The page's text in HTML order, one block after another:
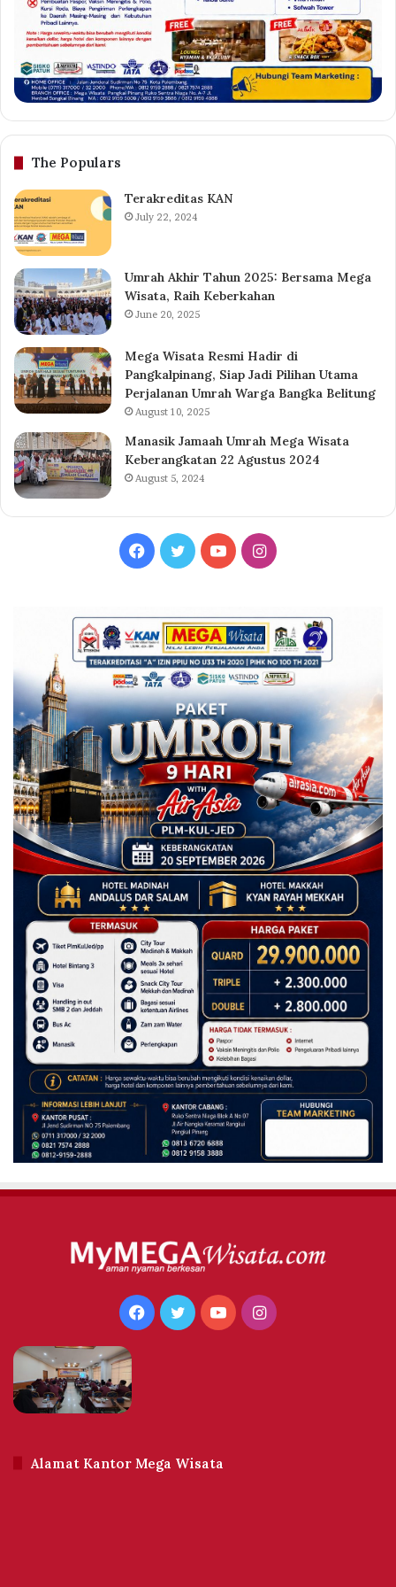
The Populars
Terakreditas KAN
July 22, 2024
Umrah Akhir Tahun 2025: Bersama Mega
Wisata, Raih Keberkahan
June 20, 2025
Mega Wisata Resmi Hadir di
Pangkalpinang, Siap Jadi Pilihan Utama
Perjalanan Umrah Warga Bangka Belitung
August 10, 2025
Manasik Jamaah Umrah Mega Wisata
Keberangkatan 22 Agustus 2024
August 5, 2024
Facebook
TwitterYouTubeInstagram
Facebook
TwitterYouTubeInstagram
Alamat Kantor Mega Wisata